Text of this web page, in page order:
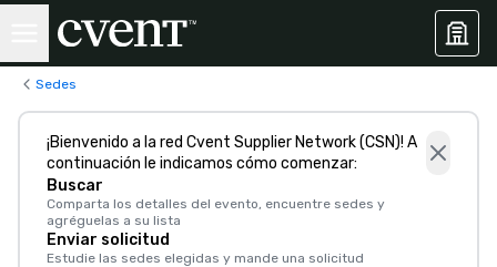
Sedes
¡Bienvenido a la red Cvent Supplier Network (CSN)! A
continuación le indicamos cómo comenzar:
Buscar
Comparta los detalles del evento, encuentre sedes y
agréguelas a su lista
Enviar solicitud
Estudie las sedes elegidas y mande una solicitud